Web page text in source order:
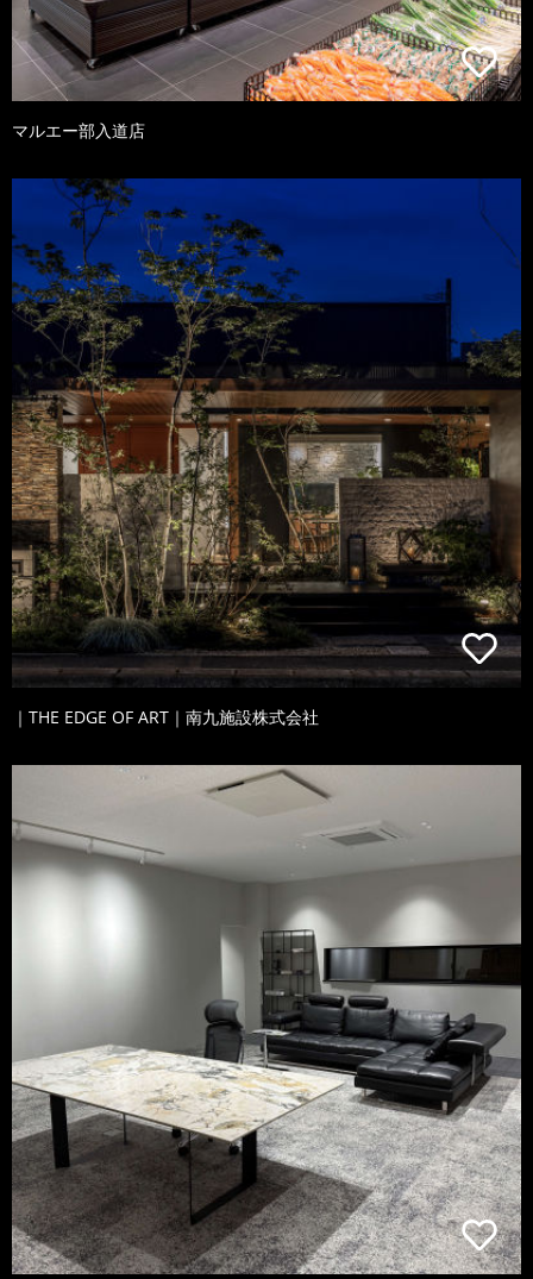
マルエー部入道店
｜THE EDGE OF ART｜南九施設株式会社